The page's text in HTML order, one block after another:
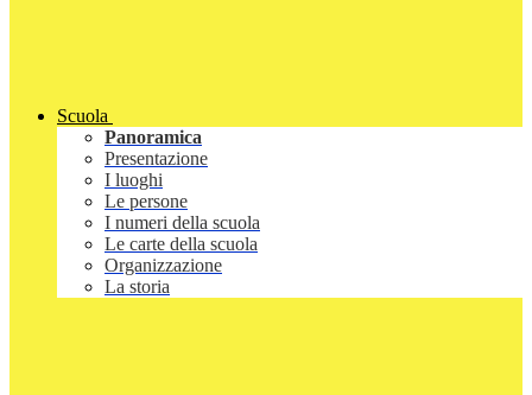
Scuola
Panoramica
Presentazione
I luoghi
Le persone
I numeri della scuola
Le carte della scuola
Organizzazione
La storia